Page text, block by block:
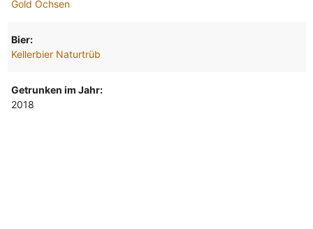
Gold Ochsen
Bier:
Kellerbier Naturtrüb
Getrunken im Jahr:
2018